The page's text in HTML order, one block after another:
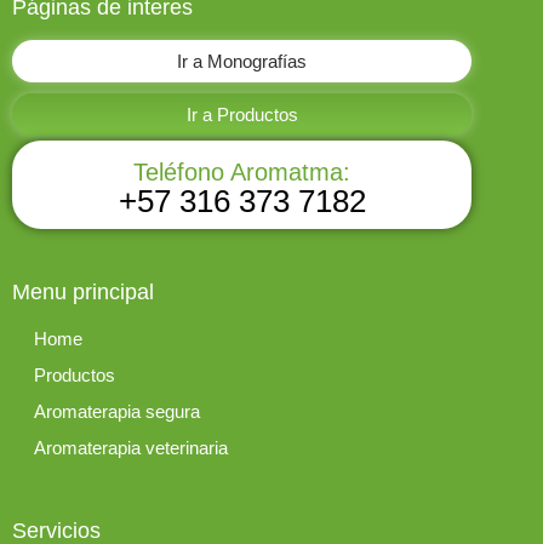
Páginas de interes
Ir a Monografías
Ir a Productos
Teléfono Aromatma:
+57 316 373 7182
Menu principal
Home
Productos
Aromaterapia segura
Aromaterapia veterinaria
Servicios